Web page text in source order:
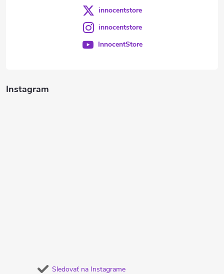
Instagram
Sledovať na Instagrame
innocentstore
innocentstore
InnocentStore